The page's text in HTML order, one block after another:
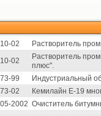
02
Растворитель
02
Растворитель
плюс".
99
Индустриальный
02
Кемилайн Е-19
2002 Очиститель